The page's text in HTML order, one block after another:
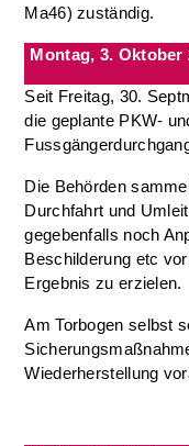
Ma46) zuständig.
Montag, 3. Oktober
Seit Freitag, 30.
die geplante PKW-
Die Behörden
Durchfahrt und
gegebenfalls noch
Beschilderung etc
Ergebnis zu erzielen.
Am Torbogen selbst
Wiederherstellung